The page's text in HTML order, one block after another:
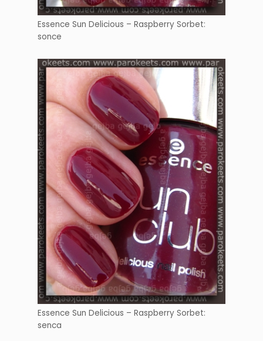
Essence Sun Delicious – Raspberry Sorbet:
sonce
Essence Sun Delicious – Raspberry Sorbet:
senca